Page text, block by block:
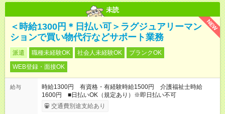
未読
NEW
＜時給1300円＊日払い可＞ラグジュアリーマン
ションで買い物代行などサポート業務
派遣 職種未経験OK 社会人未経験OK
ブランクOK
WEB登録・面接OK
給与
時給1300円 有資格・有経験時給1500円 介護福祉士時給
1600円 ■日払いOK（規定あり）※即日払い不可
交通費別途支給あり